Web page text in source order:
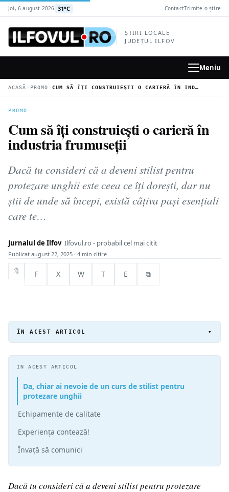
conținutul
Joi, 6 august 2026 31°C ContactTrimite o știre
ȘTIRI LOCALE
JUDEȚUL ILFOV
Meniu
ACASĂ › PROMO › CUM SĂ ÎȚI CONSTRUIEȘTI O CARIERĂ ÎN INDUSTRIA FRUMUSEȚII
PROMO
Cum să îți construiești o carieră în
industria frumuseții
Dacă tu consideri că a deveni stilist pentru
protezare unghii este ceea ce îți dorești, dar nu
știi de unde să începi, există câțiva pași esențiali
care te…
Jurnalul de Ilfov Ilfovul.ro - probabil cel mai citit
Publicat august 22, 2025 · 4 min citire
🔖 F X W T E ⧉
ÎN ACEST ARTICOL ▾
Dacă tu consideri că a deveni stilist pentru protezare
ÎN ACEST ARTICOL
Da, chiar ai nevoie de un curs de stilist pentru
protezare unghii
Echipamente de calitate
Experiența contează!
Învață să comunici